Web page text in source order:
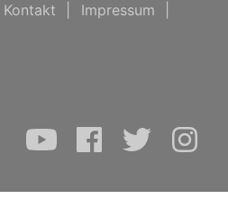
Kontakt Impressum